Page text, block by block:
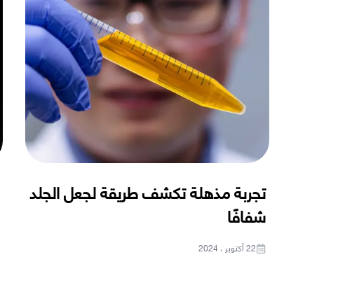
تجربة مذهلة تكشف طريقة لجعل الجلد
شفافًا
22 أكتوبر ، 2024